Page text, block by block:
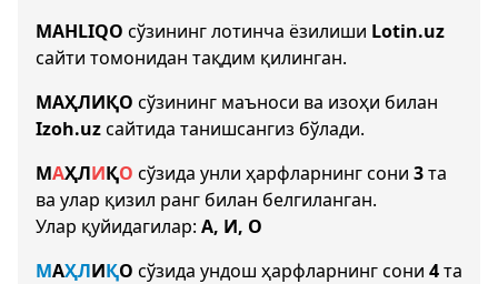
MAHLIQO сўзининг лотинча ёзилиши Lotin.uz
сайти томонидан тақдим қилинган.
МАҲЛИҚО сўзининг маъноси ва изоҳи билан
Izoh.uzсайтида танишсангиз бўлади.
МАҲЛИҚО сўзида унли ҳарфларнинг сони 3та
ва улар қизил ранг билан белгиланган.
Улар қуйидагилар: А, И, О
МАҲЛИҚО сўзида ундош ҳарфларнинг сони 4та